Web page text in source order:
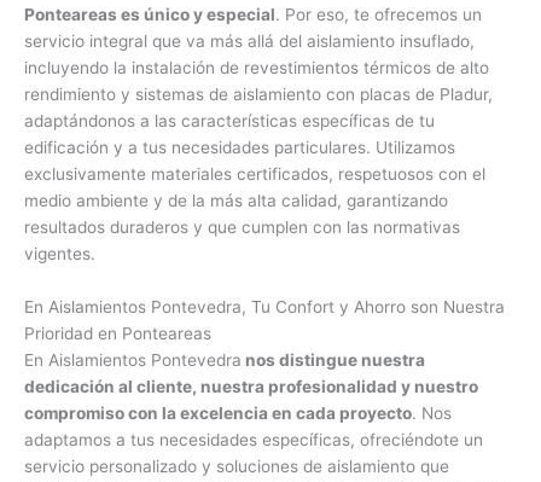
Ponteareas es único y especial. Por eso, te ofrecemos un
servicio integral que va más allá del aislamiento insuflado,
incluyendo la instalación de revestimientos térmicos de alto
rendimiento y sistemas de aislamiento con placas de Pladur,
adaptándonos a las características específicas de tu
edificación y a tus necesidades particulares. Utilizamos
exclusivamente materiales certificados, respetuosos con el
medio ambiente y de la más alta calidad, garantizando
resultados duraderos y que cumplen con las normativas
vigentes.
En Aislamientos Pontevedra, Tu Confort y Ahorro son Nuestra
Prioridad en Ponteareas
En Aislamientos Pontevedra nos distingue nuestra
dedicación al cliente, nuestra profesionalidad y nuestro
compromiso con la excelencia en cada proyecto. Nos
adaptamos a tus necesidades específicas, ofreciéndote un
servicio personalizado y soluciones de aislamiento que